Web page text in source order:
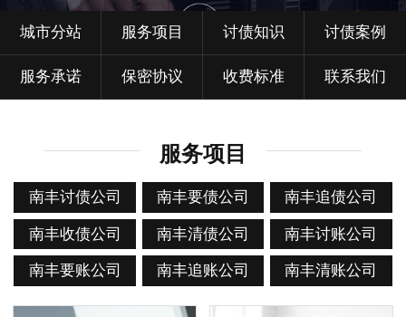
城市分站 服务项目 讨债知识 讨债案例
服务承诺 保密协议 收费标准 联系我们
服务项目
南丰讨债公司 南丰要债公司 南丰追债公司
南丰收债公司 南丰清债公司 南丰讨账公司
南丰要账公司 南丰追账公司 南丰清账公司